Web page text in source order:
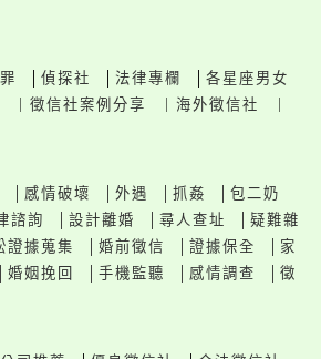
偵探社 法律專欄
各星座男女
徵信社案例分享 海外徵信社
│感情破壞 │外遇 │抓姦
│包二奶
諮詢 │設計離婚 │尋人查址
│疑難雜
證據蒐集 │婚前徵信 │證據保全
│家
│婚姻挽回 │手機監聽 │感情調查
│徵